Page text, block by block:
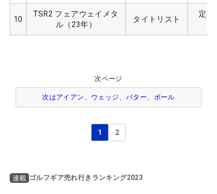
10
TSR2 フェアウェイメタ
ル（23年）
タイトリスト
定価
次ページ
次はアイアン、ウェッジ、パター、ボール
1 2
連載 ゴルフギア売れ行きランキング2023